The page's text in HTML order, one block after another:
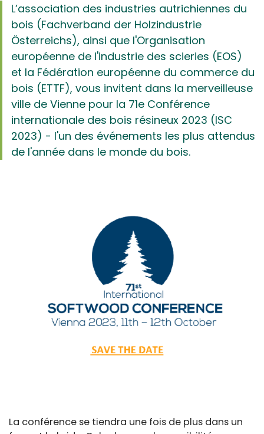
L’association des industries autrichiennes du
bois (Fachverband der Holzindustrie
Österreichs), ainsi que l'Organisation
européenne de l'industrie des scieries (EOS)
et la Fédération européenne du commerce du
bois (ETTF), vous invitent dans la merveilleuse
ville de Vienne pour la 71e Conférence
internationale des bois résineux 2023 (ISC
2023) - l'un des événements les plus attendus
de l'année dans le monde du bois.
La conférence se tiendra une fois de plus dans un